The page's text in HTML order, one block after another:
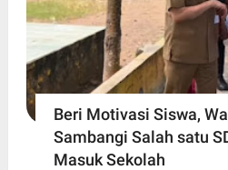
Beri Motivasi Siswa,
Sambangi Salah satu
Masuk Sekolah